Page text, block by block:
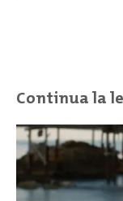
Continua la